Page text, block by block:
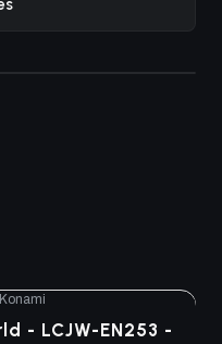
Konami
- LCJW-EN253 -